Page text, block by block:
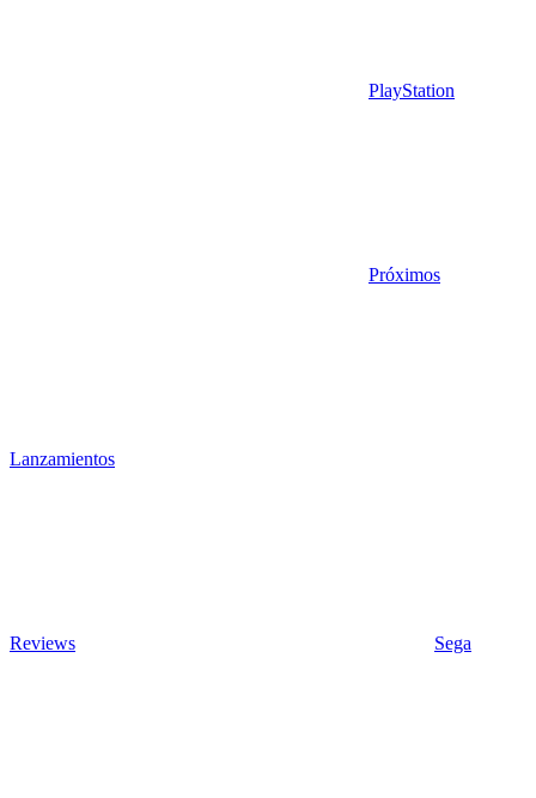
PlayStation
Próximos
Lanzamientos
Reviews Sega